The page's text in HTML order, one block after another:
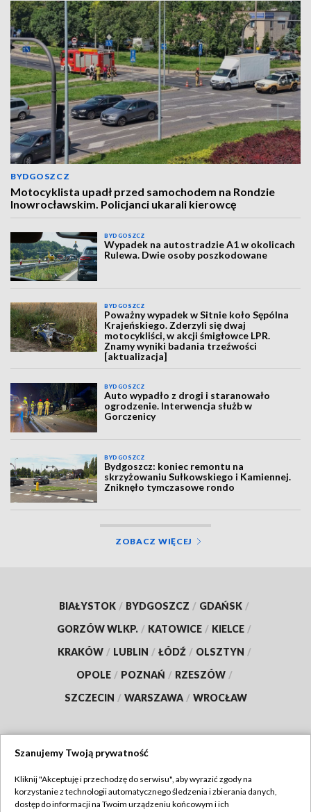
BYDGOSZCZ
Motocyklista upadł przed samochodem na Rondzie
Inowrocławskim. Policjanci ukarali kierowcę
BYDGOSZCZ
Wypadek na autostradzie A1 w okolicach
Rulewa. Dwie osoby poszkodowane
BYDGOSZCZ
Poważny wypadek w Sitnie koło Sępólna
Krajeńskiego. Zderzyli się dwaj
motocykliści, w akcji śmigłowce LPR.
Znamy wyniki badania trzeźwości
[aktualizacja]
BYDGOSZCZ
Auto wypadło z drogi i staranowało
ogrodzenie. Interwencja służb w
Gorczenicy
BYDGOSZCZ
Bydgoszcz: koniec remontu na
skrzyżowaniu Sułkowskiego i Kamiennej.
Zniknęło tymczasowe rondo
ZOBACZ WIĘCEJ
BIAŁYSTOK / BYDGOSZCZ / GDAŃSK /
GORZÓW WLKP. / KATOWICE / KIELCE /
KRAKÓW / LUBLIN / ŁÓDŹ / OLSZTYN /
OPOLE / POZNAŃ / RZESZÓW /
SZCZECIN / WARSZAWA / WROCŁAW
TVP
Szanujemy Twoją prywatność
Kliknij "Akceptuję i przechodzę do serwisu", aby wyrazić zgody na
korzystanie z technologii automatycznego śledzenia i zbierania danych,
dostęp do informacji na Twoim urządzeniu końcowym i ich